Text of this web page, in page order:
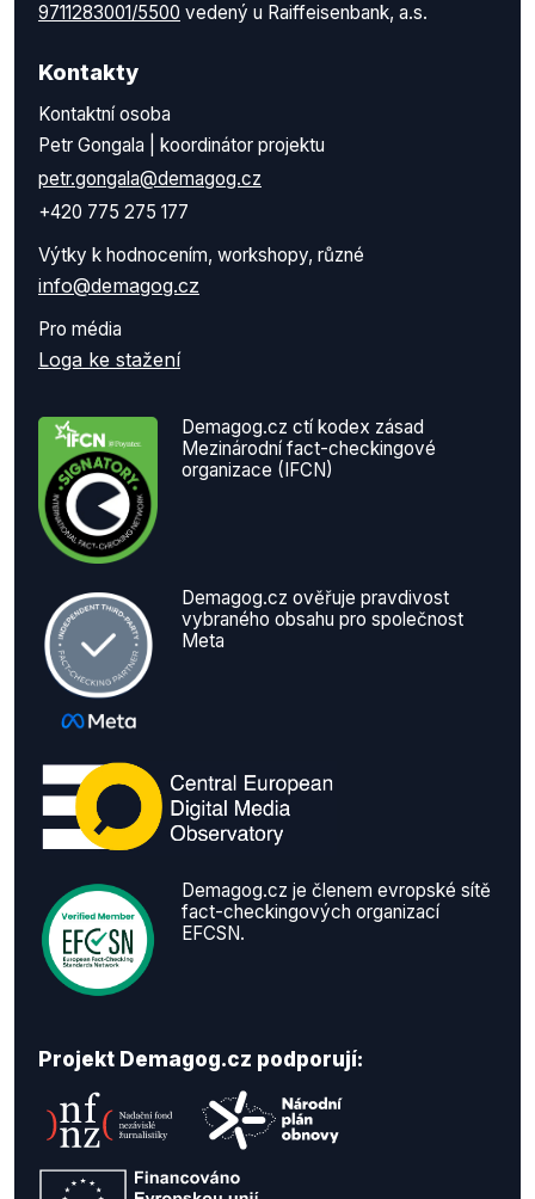
9711283001/5500 vedený u Raiffeisenbank, a.s.
Kontakty
Kontaktní osoba
Petr Gongala | koordinátor projektu
petr.gongala@demagog.cz
+420 775 275 177
Výtky k hodnocením, workshopy, různé
info@demagog.cz
Pro média
Loga ke stažení
Demagog.cz ctí kodex zásad
Mezinárodní fact-checkingové
organizace (IFCN)
Demagog.cz ověřuje pravdivost
vybraného obsahu pro společnost
Meta
Demagog.cz je členem evropské sítě
fact-checkingových organizací
EFCSN.
Projekt Demagog.cz podporují: